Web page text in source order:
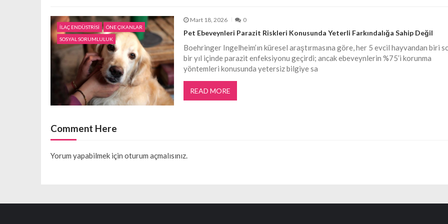
i
İLAÇ ENDÜSTRİSİ
ÖNE ÇIKANLAR
SOSYAL SORUMLULUK
Mart 18, 2026 0
Pet Ebeveynleri Parazit Riskleri Konusunda Yeterli Farkındalığa Sahip Değil
Boehringer Ingelheim’ın küresel araştırmasına göre, her 5 evcil hayvandan biri
bir yıl içinde parazit enfeksiyonu geçirdi; ancak ebeveynlerin %75’i korunma
yöntemleri konusunda yetersiz bilgiye sa
READ MORE
Comment Here
Yorum yapabilmek için oturum açmalısınız.